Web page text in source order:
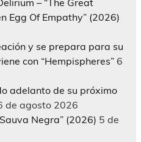
– “The Great
Egg Of Empathy” (2026)
y se prepara para su
con “Hempispheres” 6
adelanto de su próximo
de agosto 2026
Negra” (2026) 5 de